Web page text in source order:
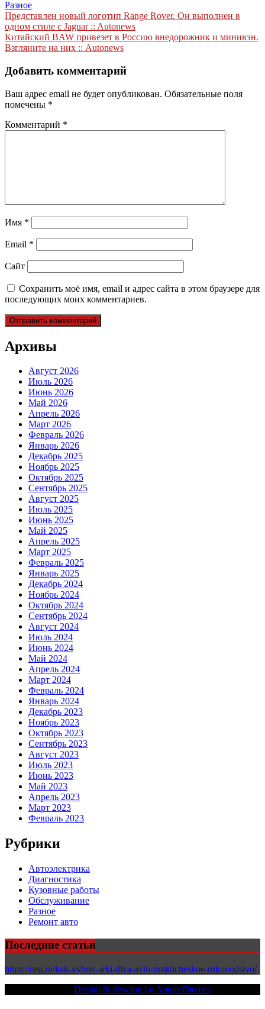
Разное
Навигация
по
записям
Представлен новый логотип Range Rover. Он выполнен в
одном стиле с Jaguar :: Autonews
Китайский BAW привезет в Россию внедорожник и минивэн.
Взгляните на них :: Autonews
Добавить комментарий
Ваш адрес email не будет опубликован. Обязательные поля
помечены *
Комментарий *
Имя *
Email *
Сайт
Сохранить моё имя, email и адрес сайта в этом браузере для
последующих моих комментариев.
Архивы
Август 2026
Июль 2026
Июнь 2026
Май 2026
Апрель 2026
Март 2026
Февраль 2026
Январь 2026
Декабрь 2025
Ноябрь 2025
Октябрь 2025
Сентябрь 2025
Август 2025
Июль 2025
Июнь 2025
Май 2025
Апрель 2025
Март 2025
Февраль 2025
Январь 2025
Декабрь 2024
Ноябрь 2024
Октябрь 2024
Сентябрь 2024
Август 2024
Июль 2024
Июнь 2024
Май 2024
Апрель 2024
Март 2024
Февраль 2024
Январь 2024
Декабрь 2023
Ноябрь 2023
Октябрь 2023
Сентябрь 2023
Август 2023
Июль 2023
Июнь 2023
Май 2023
Апрель 2023
Март 2023
Февраль 2023
Рубрики
Автоэлектрика
Диагностика
Кузовные работы
Обслуживание
Разное
Ремонт авто
Последние статьи
https://rasi.ru/kak-vybrat-arki-dlya-avto-prakticheskoe-rukovodstvo/
Design & develop by AmpleThemes